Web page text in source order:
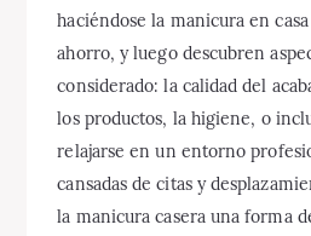
haciéndose la manicura en
ahorro, y luego descubren
considerado: la calidad del
los productos, la higiene, o
relajarse en un entorno
cansadas de citas y
la manicura casera una forma